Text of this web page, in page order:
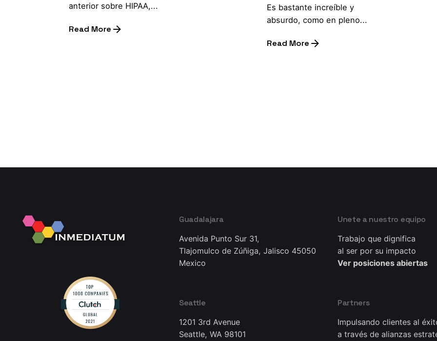
anterior sobre HIPAA,...
Read More
Es bastante increíble y
absurdo, como en pleno...
Read More
Guadalajara
Avenida Punto Sur 31,
Tlajomulco de Zúñiga, Jalisco 45050
Mexico
Seattle
1201 3rd Avenue
Seattle, WA 98101
Unete a nuestro equipo
Trabajo que dignifica
al ser por su impacto
Ver posiciones abiertas
Partners
Impulsando clientes al
a través de alianzas